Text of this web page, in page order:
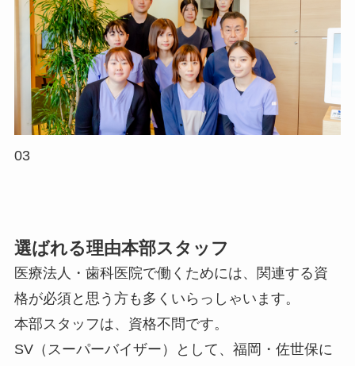
03
選ばれる理由本部スタッフ
医療法人・歯科医院で働くためには、関連する資
格が必須と思う方も多くいらっしゃいます。
本部スタッフは、資格不問です。
SV（スーパーバイザー）として、福岡・佐世保に